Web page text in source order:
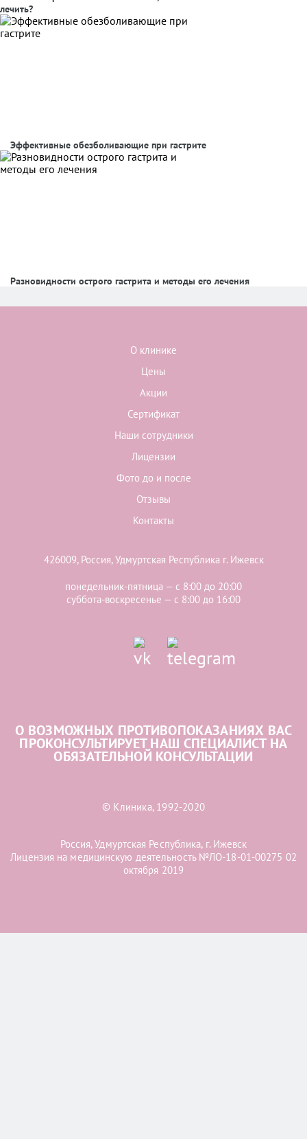
лечить?
Эффективные обезболивающие при гастрите
Разновидности острого гастрита и методы его лечения
О клинике
Цены
Акции
Сертификат
Наши сотрудники
Лицензии
Фото до и после
Отзывы
Контакты
426009, Россия, Удмуртская Республика г. Ижевск
понедельник-пятница — с 8:00 до 20:00
суббота-воскресенье — с 8:00 до 16:00
О ВОЗМОЖНЫХ ПРОТИВОПОКАЗАНИЯХ ВАС
ПРОКОНСУЛЬТИРУЕТ НАШ СПЕЦИАЛИСТ НА
ОБЯЗАТЕЛЬНОЙ КОНСУЛЬТАЦИИ
© Клиника, 1992-2020
Россия, Удмуртская Республика, г. Ижевск
Лицензия на медицинскую деятельность №ЛО-18-01-00275 02
октября 2019